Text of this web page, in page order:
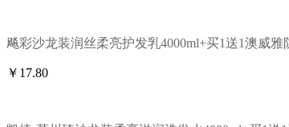
飚彩沙龙装润丝柔亮护发乳4000ml+买1送1澳威雅
￥ 17.80